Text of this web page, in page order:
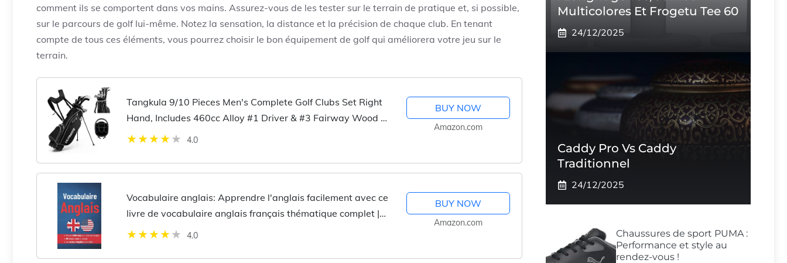
comment ils se comportent dans vos mains. Assurez-vous de les tester sur le terrain de pratique et, si possible,
sur le parcours de golf lui-même. Notez la sensation, la distance et la précision de chaque club. En tenant
compte de tous ces éléments, vous pourrez choisir le bon équipement de golf qui améliorera votre jeu sur le
terrain.
Tangkula 9/10 Pieces Men's Complete Golf Clubs Set Right
Hand, Includes 460cc Alloy #1 Driver & #3 Fairway Wood &
#4 Hybrid & #6/#7/#8/#9/#P Irons & Putter,...
4.0
BUY NOW
Amazon.com
Vocabulaire anglais: Apprendre l'anglais facilement avec ce
livre de vocabulaire anglais français thématique complet |
Collège Lycée Prépa Université ......
4.0
BUY NOW
Amazon.com
Multicolores Et Frogetu Tee 60
24/12/2025
Caddy Pro Vs Caddy
Traditionnel
24/12/2025
Chaussures de sport PUMA :
Performance et style au
rendez-vous !